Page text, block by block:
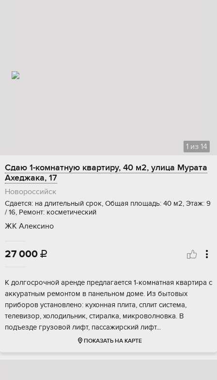
1 из 14
Сдаю 1-комнатную квартиру, 40 м2, улица Мурата
Ахеджака, 17
Новороссийск
Сдается: на длительный срок, Общая площадь: 40 м2, Этаж: 9
/ 16, Ремонт: косметический
ЖК Алексино
27 000 
К долгосрочной аренде предлагается 1-комнатная квартира с
аккуратным ремонтом в панельном доме. Из бытовых
приборов установлено: кухонная плита, сплит система,
телевизор, холодильник, стиралка, микроволновка. В
подъезде грузовой лифт, пассажирский лифт...
ПОКАЗАТЬ НА КАРТЕ